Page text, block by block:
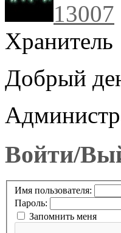
13007
Хранитель
Добрый
Войти/
Имя пользователя:
Пароль:
Запомнить меня